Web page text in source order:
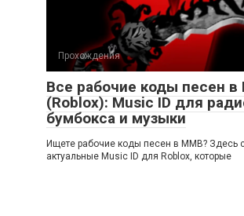
Прохождения
Все рабочие коды песен
(Roblox): Music ID для
бумбокса и музыки
Ищете рабочие коды песен в ММВ? Здесь
актуальные Music ID для Roblox, которые